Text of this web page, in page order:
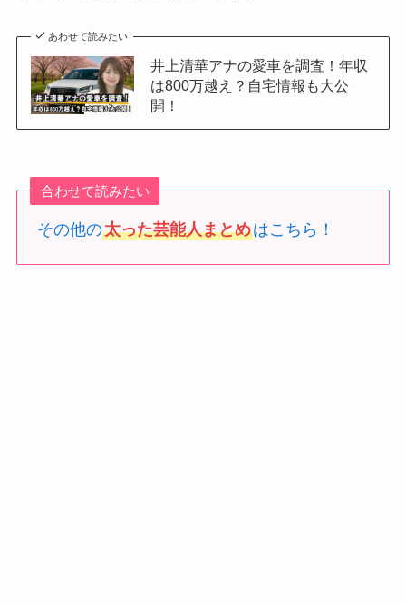
あわせて読みたい
井上清華アナの愛車を調査！年収
は800万越え？自宅情報も大公
開！
合わせて読みたい
その他の太った芸能人まとめはこちら！